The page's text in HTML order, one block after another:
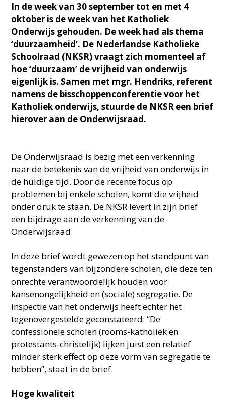
In de week van 30 september tot en met 4
oktober is de week van het Katholiek
Onderwijs gehouden. De week had als thema
‘duurzaamheid’. De Nederlandse Katholieke
Schoolraad (NKSR) vraagt zich momenteel af
hoe ‘duurzaam’ de vrijheid van onderwijs
eigenlijk is. Samen met mgr. Hendriks, referent
namens de bisschoppenconferentie voor het
Katholiek onderwijs, stuurde de NKSR een brief
hierover aan de Onderwijsraad.
De Onderwijsraad is bezig met een verkenning
naar de betekenis van de vrijheid van onderwijs in
de huidige tijd. Door de recente focus op
problemen bij enkele scholen, komt die vrijheid
onder druk te staan. De NKSR levert in zijn brief
een bijdrage aan de verkenning van de
Onderwijsraad.
In deze brief wordt gewezen op het standpunt van
tegenstanders van bijzondere scholen, die deze ten
onrechte verantwoordelijk houden voor
kansenongelijkheid en (sociale) segregatie. De
inspectie van het onderwijs heeft echter het
tegenovergestelde geconstateerd: “De
confessionele scholen (rooms-katholiek en
protestants-christelijk) lijken juist een relatief
minder sterk effect op deze vorm van segregatie te
hebben”, staat in de brief.
Hoge kwaliteit